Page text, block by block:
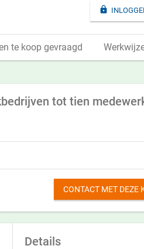
tot tien
CONTACT MET DEZE
Details

te koop gevraagd